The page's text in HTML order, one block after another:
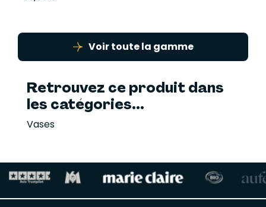
Voir toute la gamme
Retrouvez ce produit dans
les catégories...
Vases